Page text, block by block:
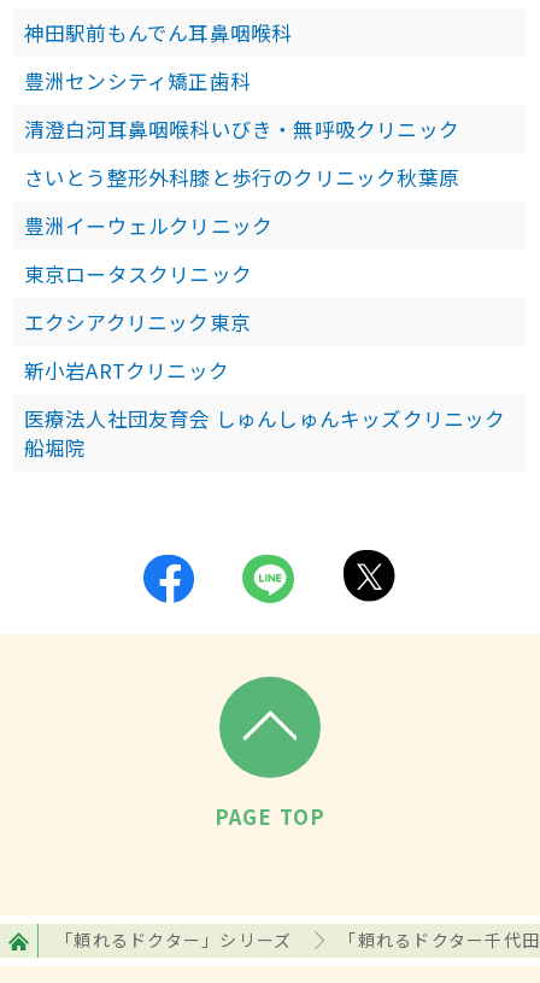
神田駅前もんでん耳鼻咽喉科
豊洲センシティ矯正歯科
清澄白河耳鼻咽喉科いびき・無呼吸クリニック
さいとう整形外科膝と歩行のクリニック秋葉原
豊洲イーウェルクリニック
東京ロータスクリニック
エクシアクリニック東京
新小岩ARTクリニック
医療法人社団友育会 しゅんしゅんキッズクリニック
船堀院
PAGE TOP
「頼れるドクター」シリーズ 「頼れるドクター千